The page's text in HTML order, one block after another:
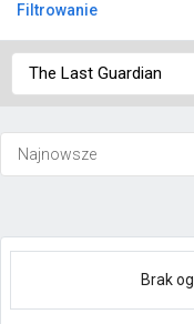
Filtrowanie
Brak